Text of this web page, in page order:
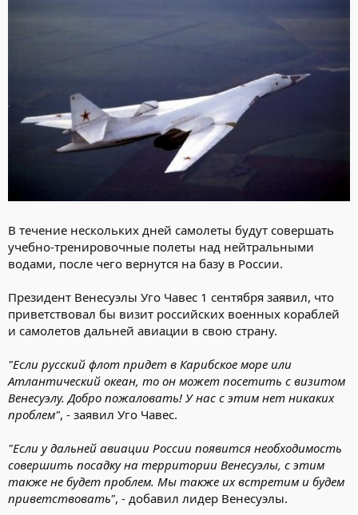
В течение нескольких дней самолеты будут совершать
учебно-тренировочные полеты над нейтральными
водами, после чего вернутся на базу в России.
Президент Венесуэлы Уго Чавес 1 сентября заявил, что
приветствовал бы визит российских военных кораблей
и самолетов дальней авиации в свою страну.
"Если русский флот придет в Карибское море или
Атлантический океан, то он может посетить с визитом
Венесуэлу. Добро пожаловать! У нас с этим нет никаких
проблем", - заявил Уго Чавес.
"Если у дальней авиации России появится необходимость
совершить посадку на территории Венесуэлы, с этим
также не будет проблем. Мы также их встретим и будем
приветствовать", - добавил лидер Венесуэлы.